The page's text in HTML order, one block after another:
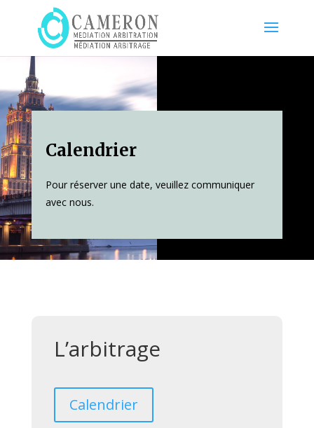
Calendrier
Pour réserver une date, veuillez communiquer
avec nous.
L’arbitrage
Calendrier